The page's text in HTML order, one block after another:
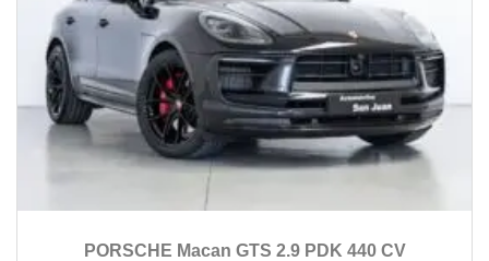
PORSCHE Macan GTS 2.9 PDK 440 CV